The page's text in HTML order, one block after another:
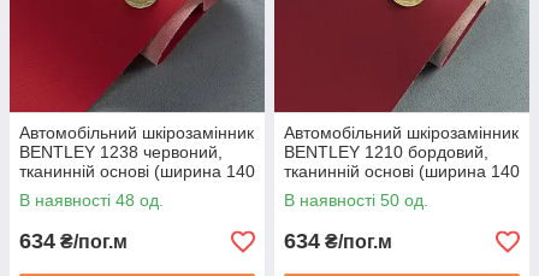
чи тюнінгу автомобіля преміум-класу.
Автомобільний шкірозамінник
BENTLEY 1238 червоний,
тканинній основі (ширина 140
см) Туреччина
В наявності 48 од.
634 ₴/пог.м
Автомобільний шкірозамінник
BENTLEY 1210 бордовий,
тканинній основі (ширина 140
см) Туреччина
В наявності 50 од.
634 ₴/пог.м